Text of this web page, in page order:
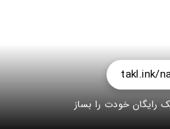
takl.ink/
رایگان خودت را بساز